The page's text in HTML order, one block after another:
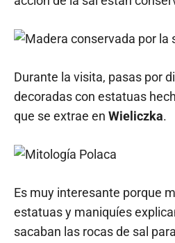
Durante la visita, pasas por
decoradas con estatuas
que se extrae en Wieliczka.
Es muy interesante porque
estatuas y maniquíes
sacaban las rocas de sal